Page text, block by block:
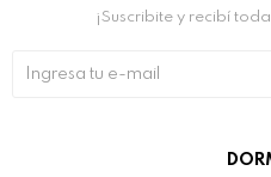
¡Suscribite y recibí